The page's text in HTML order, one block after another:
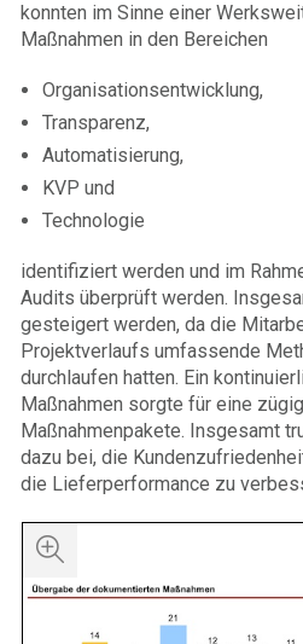
konnten im Sinne einer
Maßnahmen in den Bereichen
Organisationsentwicklung,
Transparenz,
Automatisierung,
KVP und
Technologie
identifiziert werden und im
Audits überprüft werden.
gesteigert werden, da die
Projektverlaufs umfassende
durchlaufen hatten. Ein
Maßnahmen sorgte für eine
Maßnahmenpakete. Insgesamt
dazu bei, die
die Lieferperformance zu